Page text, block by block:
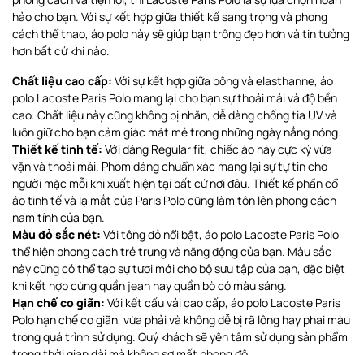
hảo cho bạn. Với sự kết hợp giữa thiết kế sang trọng và phong
cách thể thao, áo polo này sẽ giúp bạn trông đẹp hơn và tin tưởng
hơn bất cứ khi nào.
Chất liệu cao cấp: Với sự kết hợp giữa bông và elasthanne, áo
polo Lacoste Paris Polo mang lại cho bạn sự thoải mái và độ bền
cao. Chất liệu này cũng không bị nhăn, dễ dàng chống tia UV và
luôn giữ cho bạn cảm giác mát mẻ trong những ngày nắng nóng.
Thiết kế tinh tế: Với dáng Regular fit, chiếc áo này cực kỳ vừa
vặn và thoải mái. Phom dáng chuẩn xác mang lại sự tự tin cho
người mặc mỗi khi xuất hiện tại bất cứ nơi đâu. Thiết kế phần cổ
áo tinh tế và lạ mắt của Paris Polo cũng làm tôn lên phong cách
nam tính của bạn.
Màu đỏ sắc nét: Với tông đỏ nổi bật, áo polo Lacoste Paris Polo
thể hiện phong cách trẻ trung và năng động của bạn. Màu sắc
này cũng có thể tạo sự tươi mới cho bộ sưu tập của bạn, đặc biệt
khi kết hợp cùng quần jean hay quần bò có màu sáng.
Hạn chế co giãn: Với kết cấu vải cao cấp, áo polo Lacoste Paris
Polo hạn chế co giãn, vừa phải và không dễ bị rã lông hay phai màu
trong quá trình sử dụng. Quý khách sẽ yên tâm sử dụng sản phẩm